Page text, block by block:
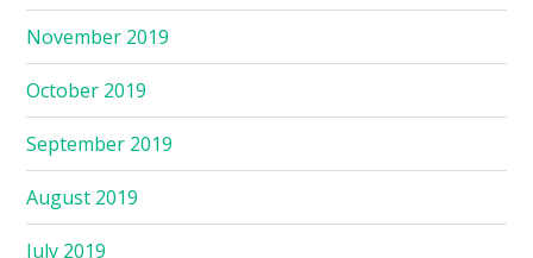
November 2019
October 2019
September 2019
August 2019
July 2019